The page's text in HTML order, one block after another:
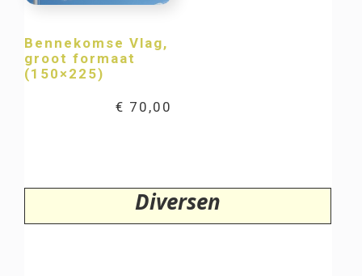
Bennekomse Vlag,
groot formaat
(150×225)
€ 70,00
Diversen